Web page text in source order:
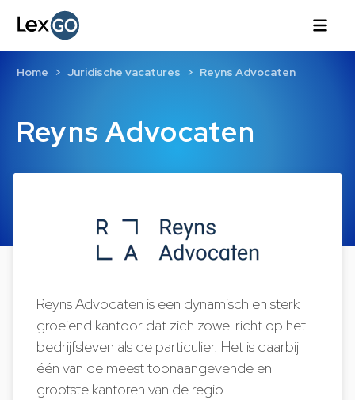
Reyns Advocaten
Home Juridische vacatures Reyns Advocaten
Reyns Advocaten is een dynamisch en sterk
groeiend kantoor dat zich zowel richt op het
bedrijfsleven als de particulier. Het is daarbij
één van de meest toonaangevende en
grootste kantoren van de regio.